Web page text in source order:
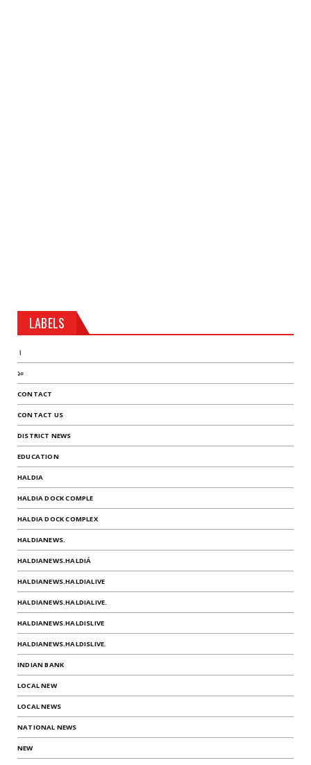
LABELS
।
১০
CONTACT
CONTACT US
DISTRICT NEWS
EDUCATION
HALDIA
HALDIA DOCK COMPLE
HALDIA DOCK COMPLEX
HALDIANEWS.
HALDIANEWS.HALDIÁ
HALDIANEWS.HALDIALIVE
HALDIANEWS.HALDIALIVE.
HALDIANEWS.HALDISLIVE
HALDIANEWS.HALDISLIVE.
INDIAN BANK
LOCAL NEW
LOCAL NEWS
NATIONAL NEWS
NEW